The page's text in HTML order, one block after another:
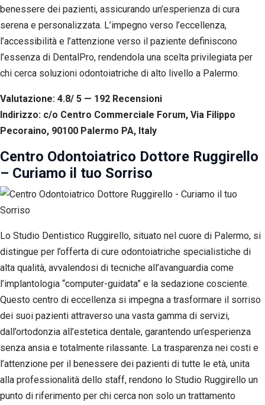
benessere dei pazienti, assicurando un’esperienza di cura
serena e personalizzata. L’impegno verso l’eccellenza,
l’accessibilità e l’attenzione verso il paziente definiscono
l’essenza di DentalPro, rendendola una scelta privilegiata per
chi cerca soluzioni odontoiatriche di alto livello a Palermo.
Valutazione: 4.8/ 5 — 192 Recensioni
Indirizzo: c/o Centro Commerciale Forum, Via Filippo
Pecoraino, 90100 Palermo PA, Italy
Centro Odontoiatrico Dottore Ruggirello
– Curiamo il tuo Sorriso
Lo Studio Dentistico Ruggirello, situato nel cuore di Palermo, si
distingue per l’offerta di cure odontoiatriche specialistiche di
alta qualità, avvalendosi di tecniche all’avanguardia come
l’implantologia “computer-guidata” e la sedazione cosciente.
Questo centro di eccellenza si impegna a trasformare il sorriso
dei suoi pazienti attraverso una vasta gamma di servizi,
dall’ortodonzia all’estetica dentale, garantendo un’esperienza
senza ansia e totalmente rilassante. La trasparenza nei costi e
l’attenzione per il benessere dei pazienti di tutte le età, unita
alla professionalità dello staff, rendono lo Studio Ruggirello un
punto di riferimento per chi cerca non solo un trattamento